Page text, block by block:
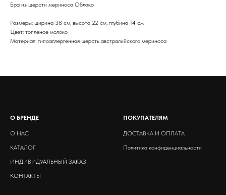
Бра из шерсти мериноса Облако
Размеры: ширина 38 см, высота 22 см, глубина 14 см
Цвет: топленое молоко
Материал: гипоаллергенная шерсть австралийского мериноса
О БРЕНДЕ
О НАС
КАТАЛОГ
ИНДИВИДУАЛЬНЫЙ ЗАКАЗ
КОНТАКТЫ
ПОКУПАТЕЛЯМ
ДОСТАВКА И ОПЛАТА
Политика конфиденциальности